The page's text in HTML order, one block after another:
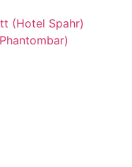
(Hotel Spahr)